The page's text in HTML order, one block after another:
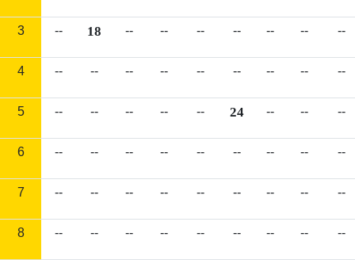
3 -- 18 -- -- -- -- -- -- --
4 -- -- -- -- -- -- -- -- --
5 -- -- -- -- -- 24 -- -- --
6 -- -- -- -- -- -- -- -- --
7 -- -- -- -- -- -- -- -- --
8 -- -- -- -- -- -- -- -- --